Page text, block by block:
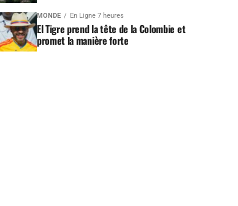
MONDE En Ligne 7 heures
El Tigre prend la tête de la Colombie et
promet la manière forte